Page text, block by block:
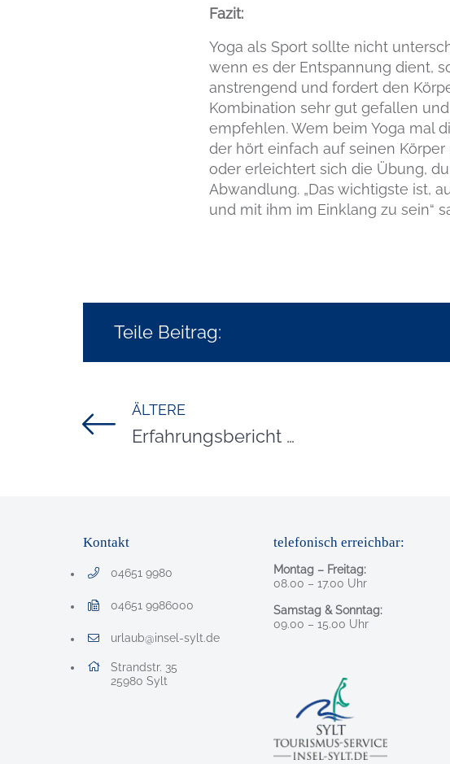
Fazit:
Yoga als Sport sollte nicht
wenn es der Entspannung dient,
anstrengend und fordert den
Kombination sehr gut gefallen
empfehlen. Wem beim Yoga mal
der hört einfach auf seinen
oder erleichtert sich die Übung,
Abwandlung. „Das wichtigste ist,
und mit ihm im Einklang zu sein“
Teile Beitrag:
ÄLTERE
Titel für Beitrag
Erfahrungsbericht Fotoshooting Syltness Lounge
Kontakt
04651 9980
Telefonnummer: 0 4 6 5 1 9 9 8 0
04651 9986000
Faxnummer: 0 4 6 5 1 9 9 8 6 0 0 0
urlaub@insel-sylt.de
E-Mail Adresse: urlaub@insel-sylt.de
Adresse:
Strandstr. 35
25980 , 2 5 9 8 0
Sylt
telefonisch erreichbar:
Montag – Freitag:
08.00 – 17.00 Uhr
Samstag & Sonntag:
09.00 – 15.00 Uhr